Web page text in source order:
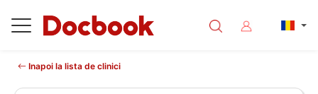
Inapoi la lista de clinici